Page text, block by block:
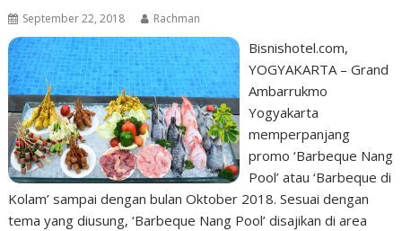
September 22, 2018 Rachman
Bisnishotel.com,
YOGYAKARTA – Grand
Ambarrukmo
Yogyakarta
memperpanjang
promo ‘Barbeque Nang
Pool’ atau ‘Barbeque di
Kolam’ sampai dengan bulan Oktober 2018. Sesuai dengan
tema yang diusung, ‘Barbeque Nang Pool’ disajikan di area